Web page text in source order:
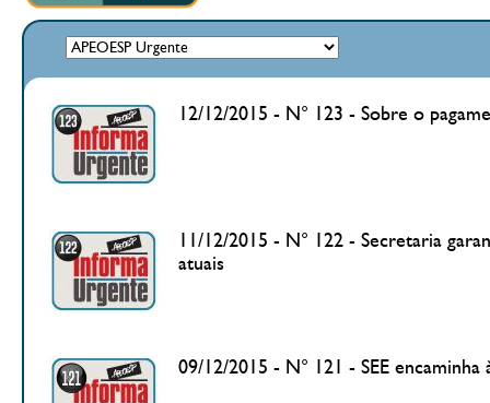
12/12/2015 - N° 123 - Sobre o
11/12/2015 - N° 122 - Secretaria
atuais
09/12/2015 - N° 121 - SEE